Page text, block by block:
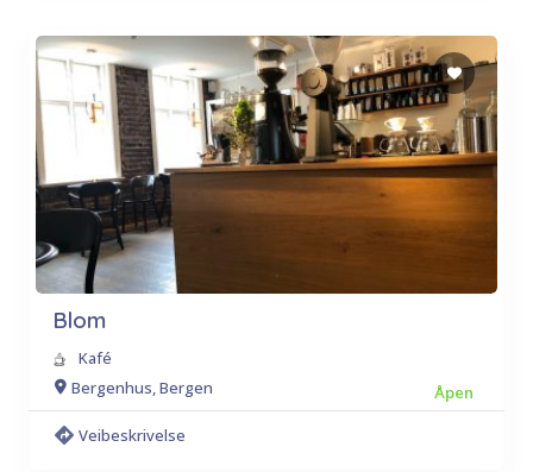
Blom
Kafé
Bergenhus, Bergen
Åpen
Veibeskrivelse